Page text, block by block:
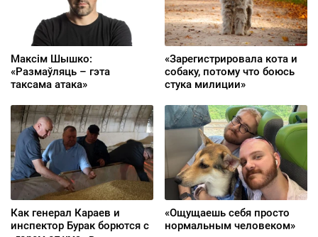
Максім Шышко:
«Размаўляць – гэта
таксама атака»
«Зарегистрировала кота и
собаку, потому что боюсь
стука милиции»
Как генерал Караев и
инспектор Бурак борются с
«Ощущаешь себя просто
нормальным человеком»